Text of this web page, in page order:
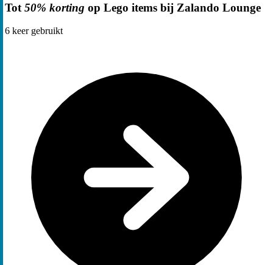
Tot 50% korting op Lego items bij Zalando Lounge
6 keer gebruikt